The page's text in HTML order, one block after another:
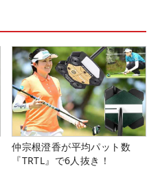
仲宗根澄香が平均パット数
『TRTL』で6人抜き！